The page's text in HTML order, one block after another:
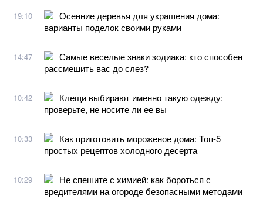
19:10
Осенние деревья для украшения дома:
варианты поделок своими руками
14:47
Самые веселые знаки зодиака: кто способен
рассмешить вас до слез?
10:42
Клещи выбирают именно такую одежду:
проверьте, не носите ли ее вы
10:33
Как приготовить мороженое дома: Топ-5
простых рецептов холодного десерта
10:29
Не спешите с химией: как бороться с
вредителями на огороде безопасными методами